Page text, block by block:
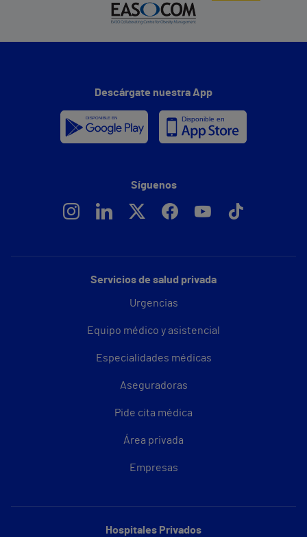
Servicios de salud privada
Urgencias
Equipo médico y asistencial
Especialidades médicas
Aseguradoras
Pide cita médica
Área privada
Empresas
Hospitales Privados
Descárgate nuestra App
Síguenos